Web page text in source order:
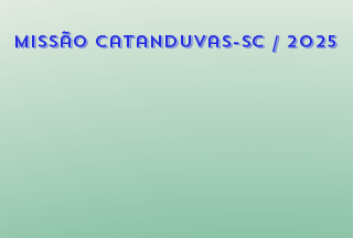
Missão Catanduvas-Sc / 2025